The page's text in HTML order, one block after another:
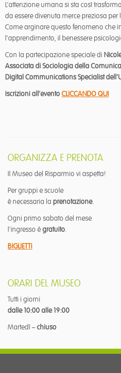
L’attenzione umana si sta così
da essere divenuta merce preziosa
Come arginare questo fenomeno che
l’apprendimento, il benessere
Con la partecipazione speciale di
Associata di Sociologia della
Digital Communications Specialist
Iscrizioni all’eventoCLICCANDO QUI
ORGANIZZA E PRENOTA
Il Museo del Risparmio vi aspetta!
Per gruppi e scuole
è necessaria la prenotazione.
Ogni primo sabato del mese
l'ingresso ègratuito.
BIGLIETTI
ORARI DEL MUSEO
Tutti i giorni
dalle 10:00 alle 19:00
Martedì –chiuso